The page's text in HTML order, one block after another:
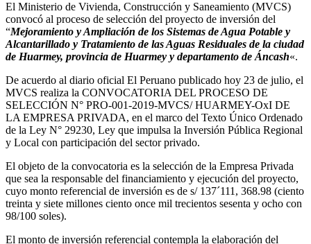
El Ministerio de Vivienda, Construcción y Saneamiento (MVCS)
convocó al proceso de selección del proyecto de inversión del
“Mejoramiento y Ampliación de los Sistemas de Agua Potable y
Alcantarillado y Tratamiento de las Aguas Residuales de la ciudad
de Huarmey, provincia de Huarmey y departamento de Áncash«.
De acuerdo al diario oficial El Peruano publicado hoy 23 de julio, el
MVCS realiza la CONVOCATORIA DEL PROCESO DE
SELECCIÓN N° PRO-001-2019-MVCS/ HUARMEY-OxI DE
LA EMPRESA PRIVADA, en el marco del Texto Único Ordenado
de la Ley N° 29230, Ley que impulsa la Inversión Pública Regional
y Local con participación del sector privado.
El objeto de la convocatoria es la selección de la Empresa Privada
que sea la responsable del financiamiento y ejecución del proyecto,
cuyo monto referencial de inversión es de s/ 137´111, 368.98 (ciento
treinta y siete millones ciento once mil trecientos sesenta y ocho con
98/100 soles).
El monto de inversión referencial contempla la elaboración del